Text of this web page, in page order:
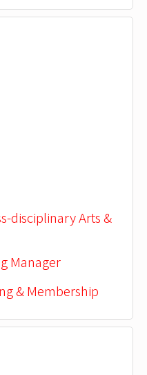
disciplinary Arts &
Manager
& Membership